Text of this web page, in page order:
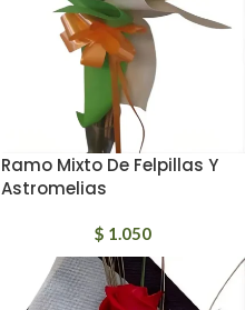
Ramo Mixto De Felpillas Y
Astromelias
$ 1.050